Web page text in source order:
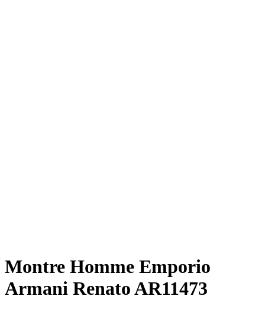
Montre Homme Emporio
Armani Renato AR11473